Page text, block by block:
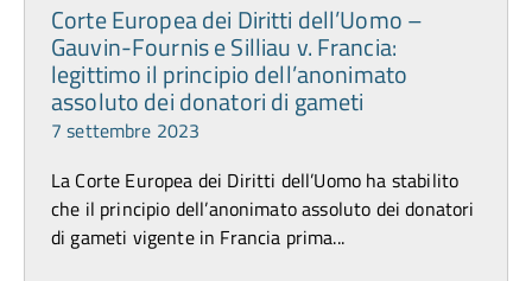
Corte Europea dei Diritti dell’Uomo –
Gauvin-Fournis e Silliau v. Francia:
legittimo il principio dell’anonimato
assoluto dei donatori di gameti
7 settembre 2023
La Corte Europea dei Diritti dell’Uomo ha stabilito
che il principio dell’anonimato assoluto dei donatori
di gameti vigente in Francia prima...